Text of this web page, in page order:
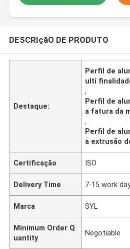
DESCRIçãO DE PRODUTO
Destaque:
Perfil de
ulti
,
Perfil de
a fatura da
,
Perfil de
a extrusão
Certificação ISO
Delivery Time 7-15 work
Marca SYL
Minimum Order Q
uantity
Negotiable